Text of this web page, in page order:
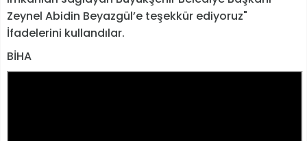
Zeynel Abidin Beyazgül’e teşekkür ediyoruz"
İfadelerini kullandılar.
BİHA